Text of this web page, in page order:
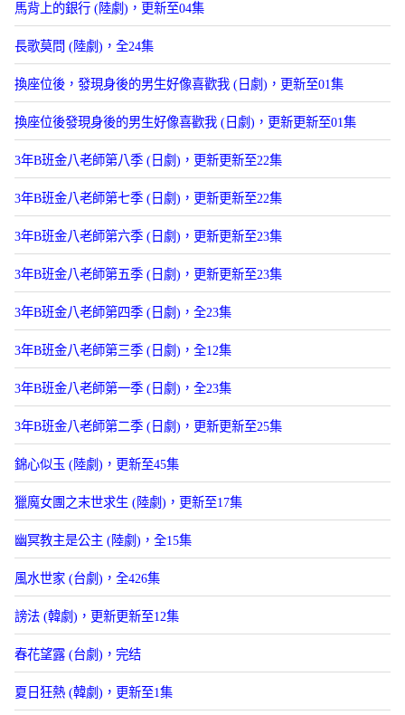
馬背上的銀行 (陸劇)，更新至04集
長歌莫問 (陸劇)，全24集
換座位後，發現身後的男生好像喜歡我 (日劇)，更新至01集
換座位後發現身後的男生好像喜歡我 (日劇)，更新更新至01集
3年B班金八老師第八季 (日劇)，更新更新至22集
3年B班金八老師第七季 (日劇)，更新更新至22集
3年B班金八老師第六季 (日劇)，更新更新至23集
3年B班金八老師第五季 (日劇)，更新更新至23集
3年B班金八老師第四季 (日劇)，全23集
3年B班金八老師第三季 (日劇)，全12集
3年B班金八老師第一季 (日劇)，全23集
3年B班金八老師第二季 (日劇)，更新更新至25集
錦心似玉 (陸劇)，更新至45集
獵魔女團之末世求生 (陸劇)，更新至17集
幽冥教主是公主 (陸劇)，全15集
風水世家 (台劇)，全426集
謗法 (韓劇)，更新更新至12集
春花望露 (台劇)，完结
夏日狂熱 (韓劇)，更新至1集